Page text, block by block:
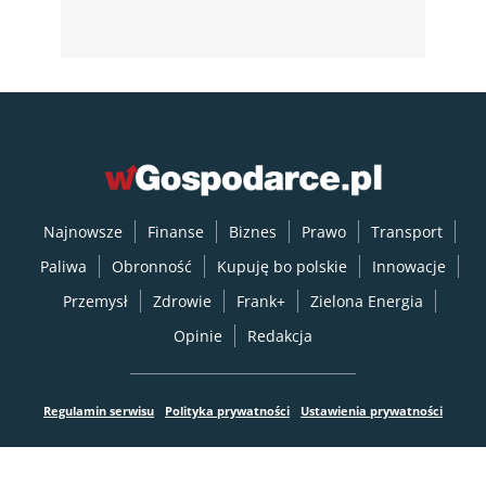
Najnowsze Finanse Biznes Prawo
Transport
Paliwa
Obronność Kupuję bo polskie
Innowacje
Przemysł
Zdrowie Frank+
Zielona Energia
Opinie
Redakcja
Regulamin serwisu Polityka prywatności Ustawienia prywatności